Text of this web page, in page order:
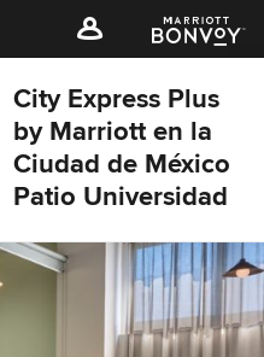
City Express Plus
by Marriott en la
Ciudad de México
Patio Universidad